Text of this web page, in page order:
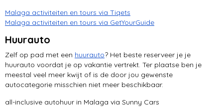
Malaga activiteiten en tours via Tiqets
Malaga activiteiten en tours via GetYourGuide
Huurauto
Zelf op pad met een huurauto? Het beste reserveer je je
huurauto voordat je op vakantie vertrekt. Ter plaatse ben je
meestal veel meer kwijt of is de door jou gewenste
autocategorie misschien niet meer beschikbaar.
all-inclusive autohuur in Malaga via Sunny Cars